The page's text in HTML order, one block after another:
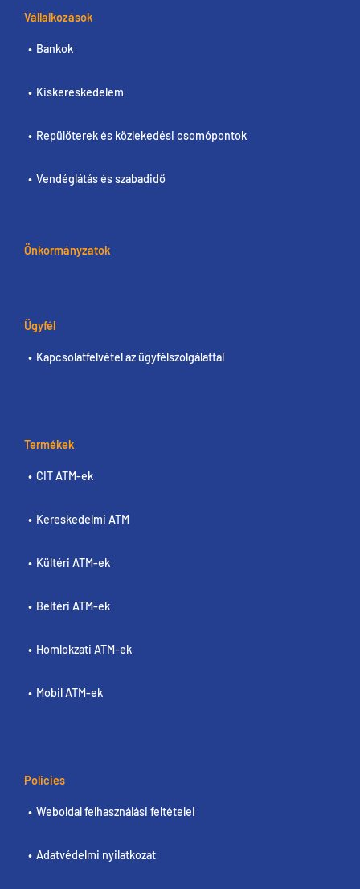
Vállalkozások
Bankok
Kiskereskedelem
Repülőterek és közlekedési csomópontok
Vendéglátás és szabadidő
Önkormányzatok
Ügyfél
Kapcsolatfelvétel az ügyfélszolgálattal
Termékek
CIT ATM-ek
Kereskedelmi ATM
Kültéri ATM-ek
Beltéri ATM-ek
Homlokzati ATM-ek
Mobil ATM-ek
Policies
Weboldal felhasználási feltételei
Adatvédelmi nyilatkozat